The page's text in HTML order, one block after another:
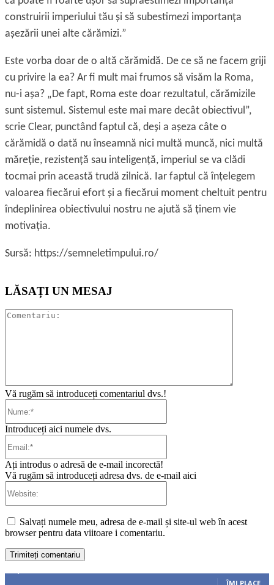
construirii imperiului tău și să subestimezi importanţa
așezării unei alte cărămizi.”
Este vorba doar de o altă cărămidă. De ce să ne facem griji
cu privire la ea? Ar fi mult mai frumos să visăm la Roma,
nu-i așa? „De fapt, Roma este doar rezultatul, cărămizile
sunt sistemul. Sistemul este mai mare decât obiectivul”,
scrie Clear, punctând faptul că, deși a așeza câte o
cărămidă o dată nu înseamnă nici multă muncă, nici multă
măreţie, rezistenţă sau inteligenţă, imperiul se va clădi
tocmai prin această trudă zilnică. Iar faptul că înţelegem
valoarea fiecărui efort și a fiecărui moment cheltuit pentru
îndeplinirea obiectivului nostru ne ajută să ţinem vie
motivaţia.
Sursă: https://semneletimpului.ro/
LĂSAȚI UN MESAJ
Vă rugăm să introduceți comentariul dvs.!
Introduceți aici numele dvs.
Ați introdus o adresă de e-mail incorectă!
Vă rugăm să introduceți adresa dvs. de e-mail aici
Salvați numele meu, adresa de e-mail și site-ul web în acest
browser pentru data viitoare i comentariu.
ÎMI PLACE